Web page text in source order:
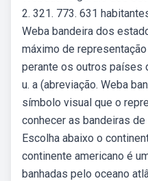
2. 321. 773. 631
Weba bandeira dos
máximo de
perante os outros países
u. a (abreviação. Weba
símbolo visual que o
conhecer as bandeiras
Escolha abaixo o
continente americano é
banhadas pelo oceano